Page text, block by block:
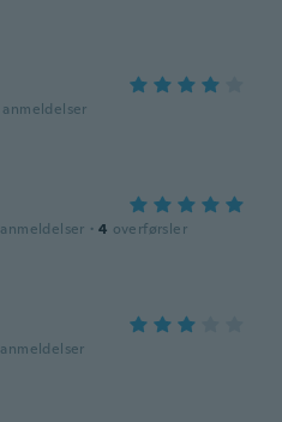
anmeldelser
anmeldelser · 4 overførsler
anmeldelser